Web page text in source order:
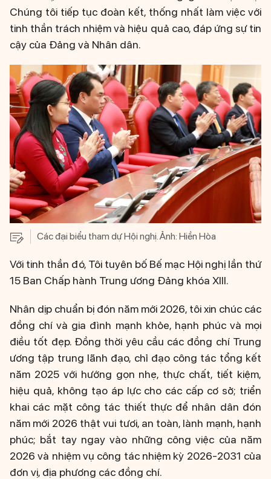
Chúng tôi tiếp tục đoàn kết, thống nhất làm việc với
tinh thần trách nhiệm và hiệu quả cao, đáp ứng sự tin
cậy của Đảng và Nhân dân.
Các đại biểu tham dự Hội nghị. Ảnh: Hiền Hòa
Với tinh thần đó, Tôi tuyên bố Bế mạc Hội nghị lần thứ
15 Ban Chấp hành Trung ương Đảng khóa XIII.
Nhân dịp chuẩn bị đón năm mới 2026, tôi xin chúc các
đồng chí và gia đình mạnh khỏe, hạnh phúc và mọi
điều tốt đẹp. Đồng thời yêu cầu các đồng chí Trung
ương tập trung lãnh đạo, chỉ đạo công tác tổng kết
năm 2025 với hướng gọn nhẹ, thực chất, tiết kiệm,
hiệu quả, không tạo áp lực cho các cấp cơ sở; triển
khai các mặt công tác thiết thực để nhân dân đón
năm mới 2026 thật vui tươi, an toàn, lành mạnh, hạnh
phúc; bắt tay ngay vào những công việc của năm
2026 và nhiệm vụ công tác nhiệm kỳ 2026-2031 của
đơn vị, địa phương các đồng chí.